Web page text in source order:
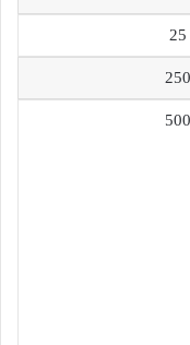
25
250
500